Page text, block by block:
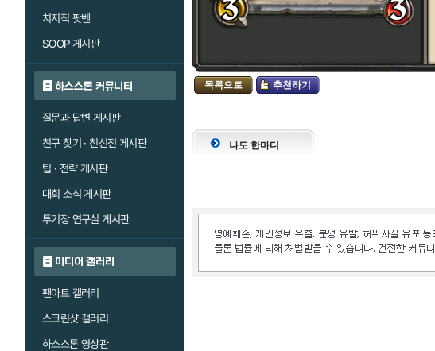
치지직 팟벤
SOOP 게시판
하스스톤 커뮤니티
질문과 답변 게시판
친구 찾기 · 친선전 게시판
팁 · 전략 게시판
대회 소식 게시판
투기장 연구실 게시판
미디어 갤러리
팬아트 갤러리
스크린샷 갤러리
하스스톤 영상관
목록으로 추천하기
나도 한마디